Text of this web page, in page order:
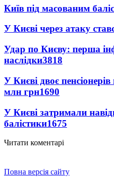
Київ під масованим
У Києві через атаку
Удар по Києву: перша
наслідки3818
У Києві двоє
млн грн1690
У Києві затримали
балістики1675
Читати коментарі
Повна версія сайту